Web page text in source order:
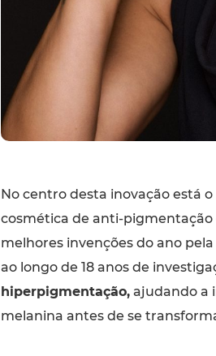
No centro desta inovação está o
cosmética de anti-
melhores invenções do ano pela
ao longo de 18 anos de
hiperpigmentação,ajudando a
melanina antes de se